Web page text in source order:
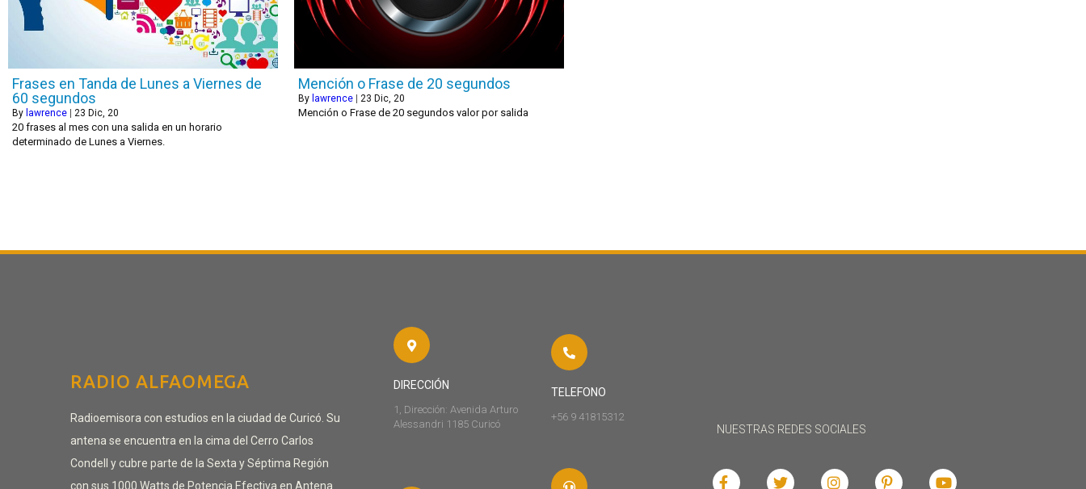
Frases en Tanda de Lunes a Viernes de
60 segundos
By lawrence 23 Dic, 20
20 frases al mes con una salida en un horario
determinado de Lunes a Viernes.
Mención o Frase de 20 segundos
By lawrence 23 Dic, 20
Mención o Frase de 20 segundos valor por salida
RADIO ALFAOMEGA
Radioemisora con estudios en la ciudad de Curicó. Su
antena se encuentra en la cima del Cerro Carlos
Condell y cubre parte de la Sexta y Séptima Región
con sus 1000 Watts de Potencia Efectiva en Antena
DIRECCIÓN
1, Dirección: Avenida Arturo
Alessandri 1185 Curicó
TELEFONO
+56 9 41815312
NUESTRAS REDES SOCIALES